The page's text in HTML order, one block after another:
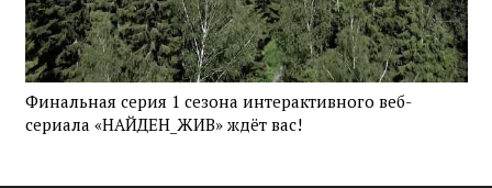
Финальная серия 1 сезона интерактивного веб-
сериала «НАЙДЕН_ЖИВ» ждёт вас!